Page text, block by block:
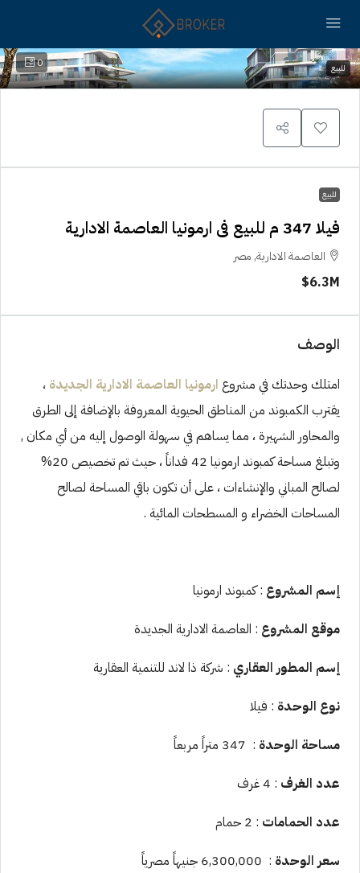
0 للبيع
للبيع
فيلا 347 م للبيع فى ارمونيا العاصمة الادارية
العاصمة الادارية, مصر
6.3M$
الوصف
امتلك وحدتك في مشروع ارمونيا العاصمة الادارية الجديدة ،
يقترب الكمبوند من المناطق الحيوية المعروفة بالإضافة إلى الطرق
والمحاور الشهيرة ، مما يساهم في سهولة الوصول إليه من أي مكان ,
وتبلغ مساحة كمبوند ارمونيا 42 فداناً ، حيث تم تخصيص 20%
لصالح المباني والإنشاءات ، على أن تكون باقي المساحة لصالح
المساحات الخضراء و المسطحات المائية .
إسم المشروع : كمبوند ارمونيا
موقع المشروع : العاصمة الادارية الجديدة
إسم المطور العقاري : شركة ذا لاند للتنمية العقارية
نوع الوحدة : فيلا
مساحة الوحدة : 347 متراً مربعاً
عدد الغرف : 4 غرف
عدد الحمامات : 2 حمام
سعر الوحدة : 6,300,000 جنيهاً مصرياً